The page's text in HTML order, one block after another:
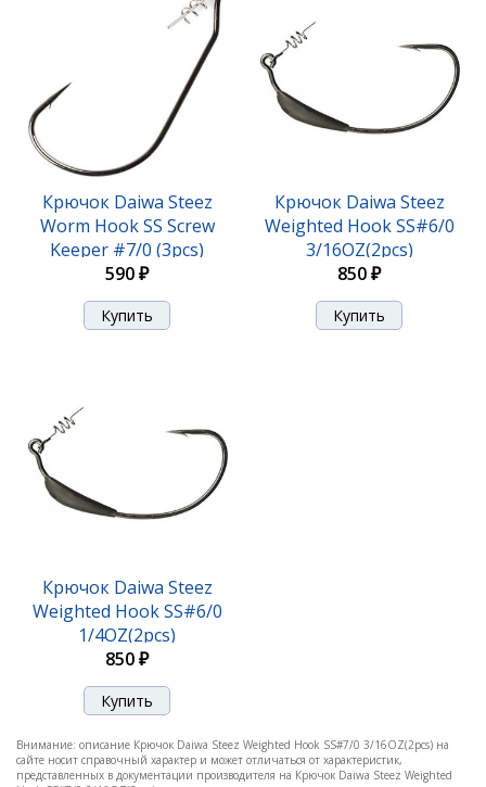
Крючок Daiwa Steez
Worm Hook SS Screw
Keeper #7/0 (3pcs)
590 ₽
Крючок Daiwa Steez
Weighted Hook SS#6/0
3/16OZ(2pcs)
850 ₽
Крючок Daiwa Steez
Weighted Hook SS#6/0
1/4OZ(2pcs)
850 ₽
Внимание: описание Крючок Daiwa Steez Weighted Hook SS#7/0 3/16OZ(2pcs) на
сайте носит справочный характер и может отличаться от характеристик,
представленных в документации производителя на Крючок Daiwa Steez Weighted